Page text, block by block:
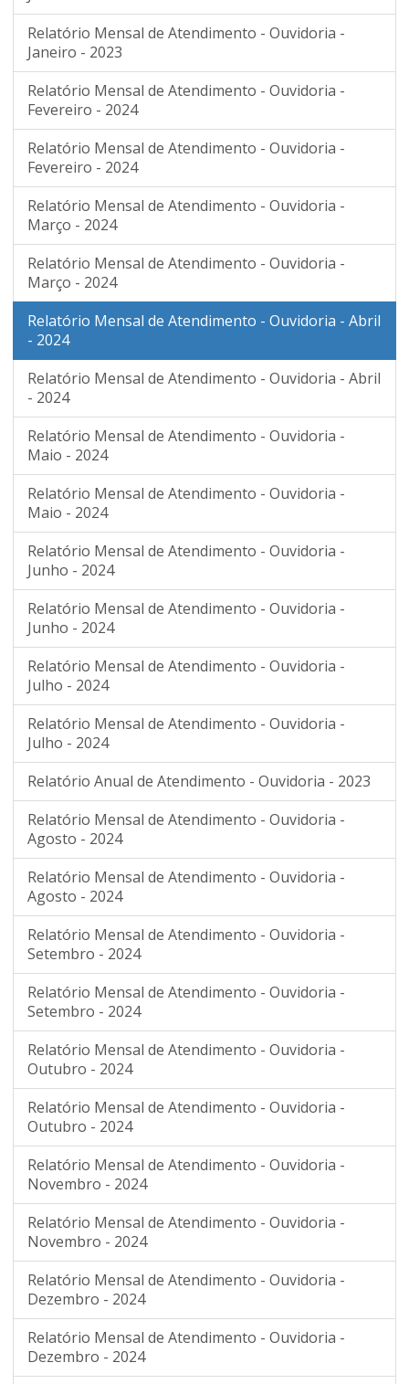
Relatório Mensal de Atendimento - Ouvidoria -
Janeiro - 2023
Relatório Mensal de Atendimento - Ouvidoria -
Fevereiro - 2024
Relatório Mensal de Atendimento - Ouvidoria -
Fevereiro - 2024
Relatório Mensal de Atendimento - Ouvidoria -
Março - 2024
Relatório Mensal de Atendimento - Ouvidoria -
Março - 2024
Relatório Mensal de Atendimento - Ouvidoria - Abril
- 2024
Relatório Mensal de Atendimento - Ouvidoria - Abril
- 2024
Relatório Mensal de Atendimento - Ouvidoria -
Maio - 2024
Relatório Mensal de Atendimento - Ouvidoria -
Maio - 2024
Relatório Mensal de Atendimento - Ouvidoria -
Junho - 2024
Relatório Mensal de Atendimento - Ouvidoria -
Junho - 2024
Relatório Mensal de Atendimento - Ouvidoria -
Julho - 2024
Relatório Mensal de Atendimento - Ouvidoria -
Julho - 2024
Relatório Anual de Atendimento - Ouvidoria - 2023
Relatório Mensal de Atendimento - Ouvidoria -
Agosto - 2024
Relatório Mensal de Atendimento - Ouvidoria -
Agosto - 2024
Relatório Mensal de Atendimento - Ouvidoria -
Setembro - 2024
Relatório Mensal de Atendimento - Ouvidoria -
Setembro - 2024
Relatório Mensal de Atendimento - Ouvidoria -
Outubro - 2024
Relatório Mensal de Atendimento - Ouvidoria -
Outubro - 2024
Relatório Mensal de Atendimento - Ouvidoria -
Novembro - 2024
Relatório Mensal de Atendimento - Ouvidoria -
Novembro - 2024
Relatório Mensal de Atendimento - Ouvidoria -
Dezembro - 2024
Relatório Mensal de Atendimento - Ouvidoria -
Dezembro - 2024